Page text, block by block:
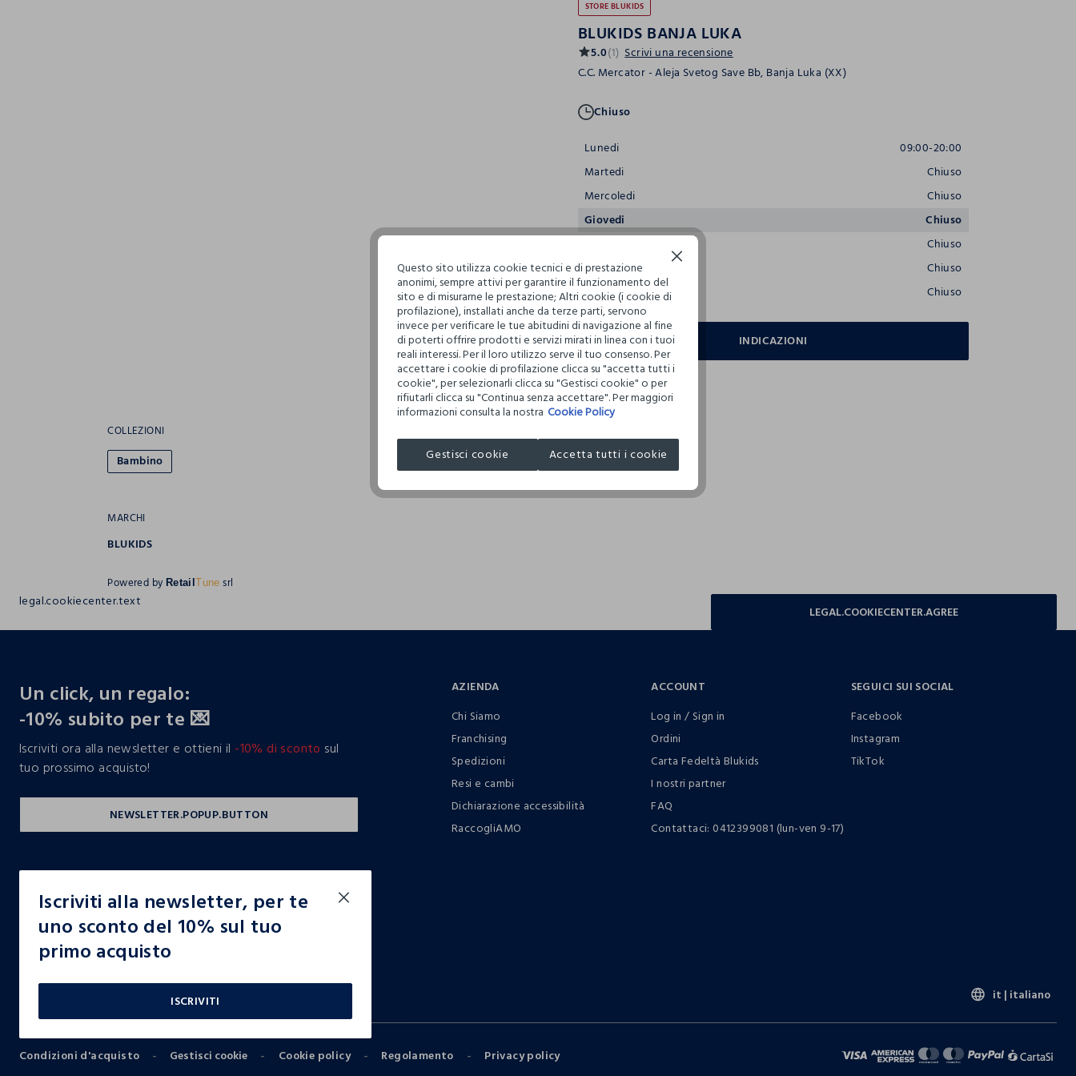
STORE BLUKIDS
BLUKIDS BANJA LUKA
5.0(1) Scrivi una recensione
C.C. Mercator - Aleja Svetog Save Bb, Banja Luka (XX)
Chiuso
Lunedi
09:00-20:00
Martedi
Chiuso
Mercoledi
Chiuso
Giovedi
Chiuso
Chiuso
Sabato
Chiuso
Domenica
Chiuso
INDICAZIONI
COLLEZIONI
Bambino
MARCHI
BLUKIDS
Resi acquisti online
Powered by RetailTune srl
legal.cookiecenter.text
LEGAL.COOKIECENTER.AGREE
Iscriviti alla newsletter, per te
uno sconto del 10% sul tuo
primo acquisto
ISCRIVITI
Un click, un regalo:
-10% subito per te 💌
Iscriviti ora alla newsletter e ottieni il -10% di sconto sul
tuo prossimo acquisto!
AZIENDA
Chi Siamo
Franchising
Spedizioni
Resi e cambi
Dichiarazione accessibilità
RaccogliAMO
ACCOUNT
Log in / Sign in
Ordini
Carta Fedeltà Blukids
I nostri partner
FAQ
Contattaci: 0412399081 (lun-ven 9-17)
SEGUICI SUI SOCIAL
Facebook
Instagram
TikTok
Copyright © OVS S.p.A, p.iva 04240010274 - Capitale sociale 290.923.470,04 it | italiano
Condizioni d'acquisto Gestisci cookie Cookie policy Regolamento Privacy policy
Questo sito utilizza cookie tecnici e di prestazione
anonimi, sempre attivi per garantire il funzionamento del
sito e di misurarne le prestazione; Altri cookie (i cookie di
profilazione), installati anche da terze parti, servono
invece per verificare le tue abitudini di navigazione al fine
di poterti offrire prodotti e servizi mirati in linea con i tuoi
reali interessi. Per il loro utilizzo serve il tuo consenso. Per
accettare i cookie di profilazione clicca su "accetta tutti i
cookie", per selezionarli clicca su "Gestisci cookie" o per
rifiutarli clicca su "Continua senza accettare". Per maggiori
informazioni consulta la nostra Cookie Policy
Gestisci cookie Accetta tutti i cookie
Continua senza accettare